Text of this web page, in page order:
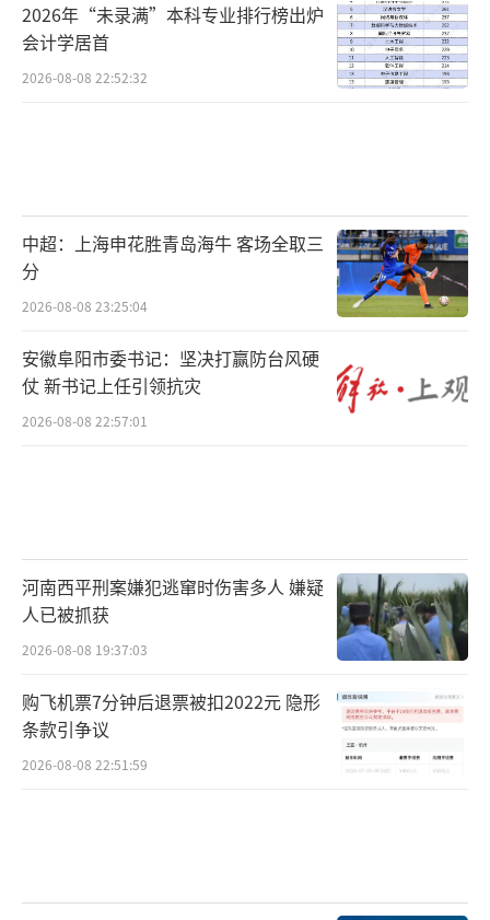
2026年“未录满”本科专业排行榜出炉
会计学居首
2026-08-08 22:52:32
中超：上海申花胜青岛海牛 客场全取三
分
2026-08-08 23:25:04
安徽阜阳市委书记：坚决打赢防台风硬
仗 新书记上任引领抗灾
2026-08-08 22:57:01
河南西平刑案嫌犯逃窜时伤害多人 嫌疑
人已被抓获
2026-08-08 19:37:03
购飞机票7分钟后退票被扣2022元 隐形
条款引争议
2026-08-08 22:51:59